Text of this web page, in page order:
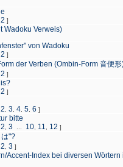
2 ]
Wadoku Verweis)
von Wadoku
2 ]
der Verben (Ombin-Form 音便形
2 ]
2 ]
2 3 4 5 6 ]
bitte
2 3 10 11 12 ]
"?
2 3 ]
Accent-Index bei diversen